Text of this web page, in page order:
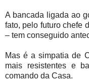
A bancada ligada ao
fato, pelo futuro chefe
– tem conseguido
Mas é a simpatia de
mais resistentes e
comando da Casa.